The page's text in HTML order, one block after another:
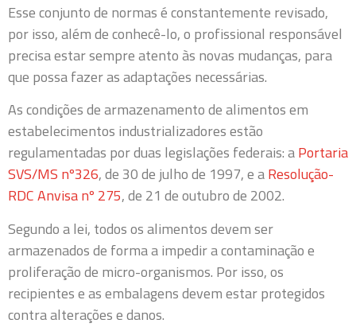
Esse conjunto de normas é constantemente revisado,
por isso, além de conhecê-lo, o profissional responsável
precisa estar sempre atento às novas mudanças, para
que possa fazer as adaptações necessárias.
As condições de armazenamento de alimentos em
estabelecimentos industrializadores estão
regulamentadas por duas legislações federais: aPortaria
SVS/MS nº326, de 30 de julho de 1997, e aResolução-
RDC Anvisa nº 275, de 21 de outubro de 2002.
Segundo a lei, todos os alimentos devem ser
armazenados de forma a impedir a contaminação e
proliferação de micro-organismos. Por isso, os
recipientes e as embalagens devem estar protegidos
contra alterações e danos.